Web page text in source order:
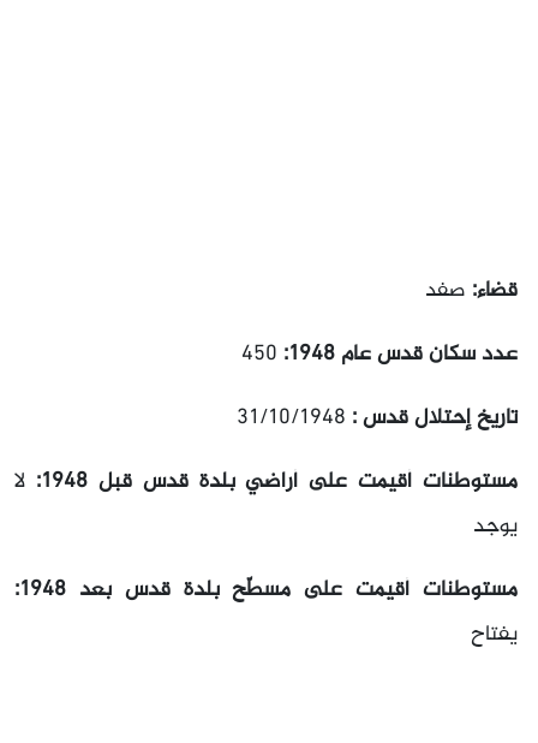
قضاء: صفد
عدد سكان قدس عام 1948:
تاريخ إحتلال قدس : 31/10/1948
مستوطنات أقيمت على أراضي بلدة قدس قبل 1948:
لا
يوجد
مستوطنات أقيمت على مسطّح بلدة قدس بعد 1948:
يفتاح